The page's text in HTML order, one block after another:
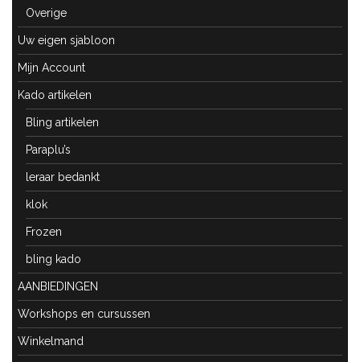
Overige
Uw eigen sjabloon
Mijn Account
Kado artikelen
Bling artikelen
Paraplu’s
leraar bedankt
klok
Frozen
bling kado
AANBIEDINGEN
Workshops en cursussen
Winkelmand